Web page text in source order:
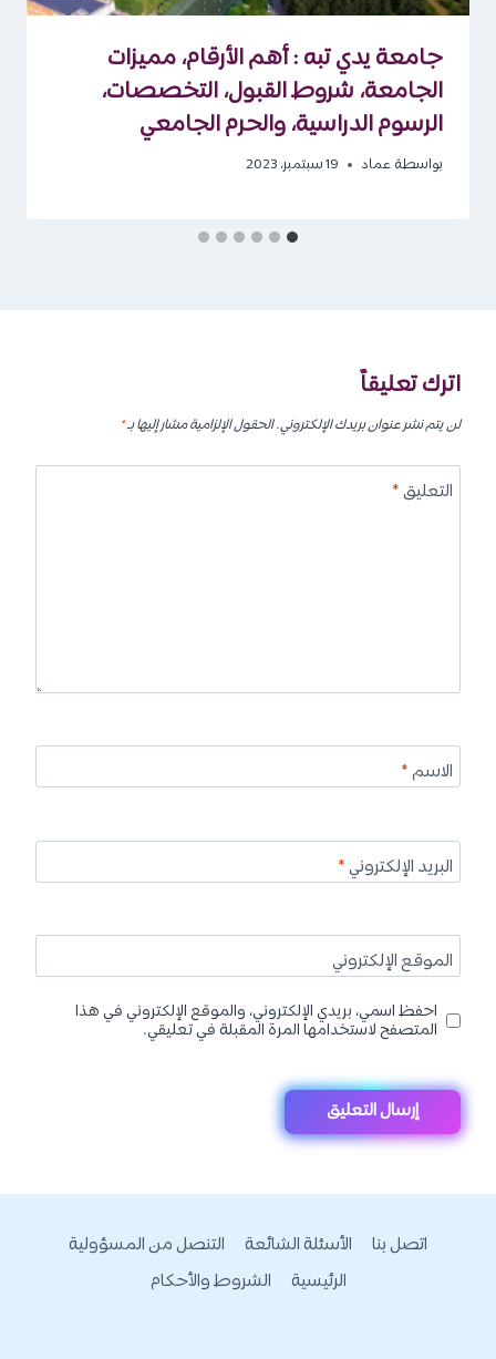
جامعة يدي تبه : أهم الأرقام، مميزات
الجامعة، شروط القبول، التخصصات،
الرسوم الدراسية، والحرم الجامعي
بواسطة عماد 19 سبتمبر، 2023
اترك تعليقاً
لن يتم نشر عنوان بريدك الإلكتروني.الحقول الإلزامية مشار إليها بـ*
التعليق*
الاسم*
البريد الإلكتروني*
الموقع الإلكتروني
احفظ اسمي، بريدي الإلكتروني، والموقع الإلكتروني في هذا
المتصفح لاستخدامها المرة المقبلة في تعليقي.
اتصل بنا الأسئلة الشائعة
التنصل من المسؤولية
الرئيسية
الشروط والأحكام